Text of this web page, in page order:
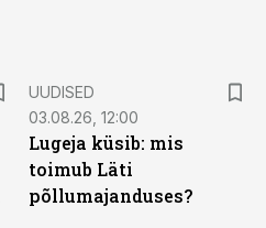
UUDISED
03.08.26, 12:00
Lugeja küsib: mis
toimub Läti
põllumajanduses?